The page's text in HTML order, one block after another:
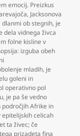
emocij. Preizkus
, Jacksonova
dlanmi ob stegnih, je
dela vidnega živca
folne kisline v
izguba obeh
mladih, je
goleni in
operativno pol
, je pa še vedno
Afrike in
epitelijskih celicah
ta živec; če
prizadeta fina